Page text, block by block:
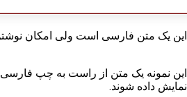
این یک متن فارسی است ولی امکان
نمایش داده شوند.